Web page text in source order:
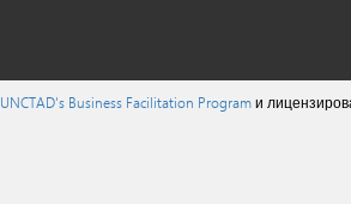
UNCTAD's Business Facilitation Programи